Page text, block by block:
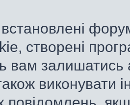
створені
вам залишатись
виконувати